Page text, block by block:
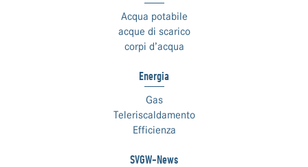
Acqua potabile
acque di scarico
corpi d’acqua
Energia
Gas
Teleriscaldamento
Efficienza
SVGW-News